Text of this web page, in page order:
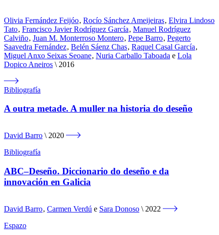
Olivia Fernández Feijóo, Rocío Sánchez Ameijeiras, Elvira Lindoso
Tato, Francisco Javier Rodríguez García, Manuel Rodríguez
Calviño, Juan M. Monterroso Montero, Pepe Barro, Pegerto
Saavedra Fernández, Belén Sáenz Chas, Raquel Casal García,
Miguel Anxo Seixas Seoane, Nuria Carballo Taboada e Lola
Dopico Aneiros
2016
Bibliografía
A outra metade. A muller na historia do deseño
David Barro
2020
Bibliografía
ABC–Deseño. Diccionario do deseño e da
innovación en Galicia
David Barro, Carmen Verdú e Sara Donoso
2022
Espazo